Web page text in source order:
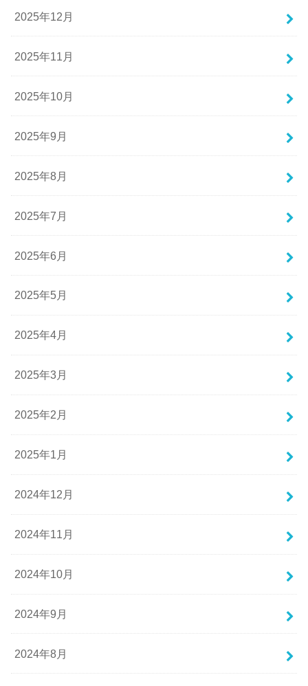
2025年12月
2025年11月
2025年10月
2025年9月
2025年8月
2025年7月
2025年6月
2025年5月
2025年4月
2025年3月
2025年2月
2025年1月
2024年12月
2024年11月
2024年10月
2024年9月
2024年8月